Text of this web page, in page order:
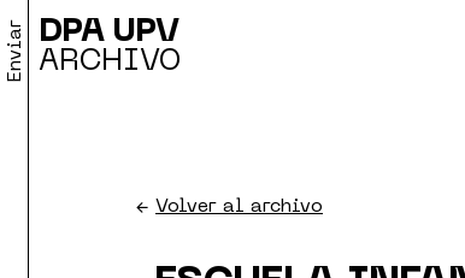
DPA UPV
ARCHIVO
Enviar
← Volver al archivo